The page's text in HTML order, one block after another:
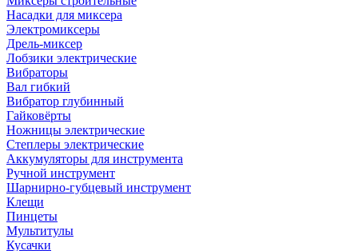
Насадки для миксера
Электромиксеры
Дрель-миксер
Лобзики электрические
Вибраторы
Вал гибкий
Вибратор глубинный
Гайковёрты
Ножницы электрические
Степлеры электрические
Аккумуляторы для инструмента
Ручной инструмент
Шарнирно-губцевый инструмент
Клещи
Пинцеты
Мультитулы
Кусачки